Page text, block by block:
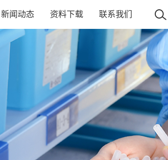
新闻动态 资料下载 联系我们